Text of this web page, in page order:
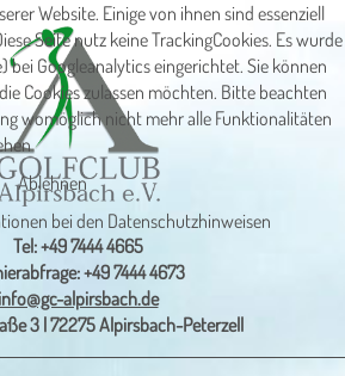
Tel: +49 7444 4665
+49 7444 4673
info@gc-alpirsbach.de
3 | 72275 Alpirsbach-Peterzell
Website. Einige von ihnen sind essenziell
Seite nutz keine TrackingCookies. Es wurde
bei Googleanalytics eingerichtet. Sie können
Cookies zulassen möchten. Bitte beachten
womöglich nicht mehr alle Funktionalitäten
Ablehnen
bei den Datenschutzhinweisen